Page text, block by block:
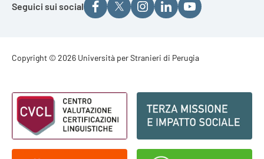
Seguici sui social
Footer - Copyright
Copyright © 2026 Università per Stranieri di Perugia
Footer - Loghi